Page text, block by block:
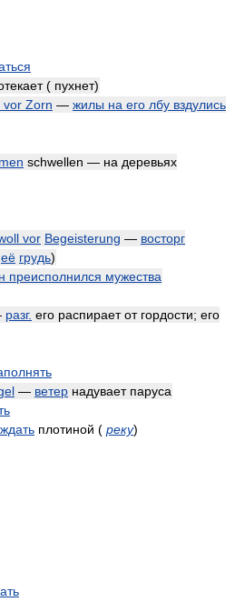
( пухнет)
vor Zorn — жилы на его лбу вздулись
schwellen — на деревьях
vor Begeisterung — восторг
её грудь)
преисполнился мужества
разг. его распирает от гордости; его
— ветер надувает паруса
плотиной ( реку)